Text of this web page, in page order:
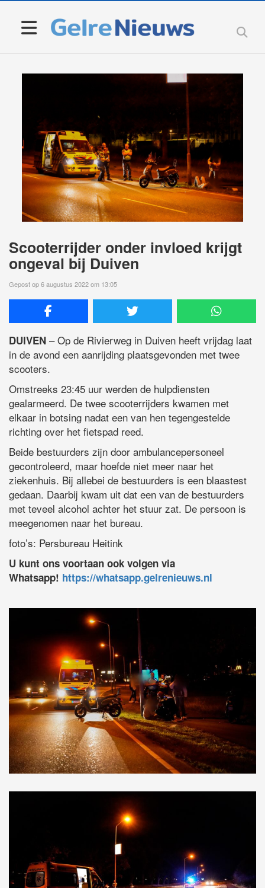
Scooterrijder onder invloed krijgt
ongeval bij Duiven
Gepost op 6 augustus 2022 om 13:05
DUIVEN – Op de Rivierweg in Duiven heeft vrijdag laat
in de avond een aanrijding plaatsgevonden met twee
scooters.
Omstreeks 23:45 uur werden de hulpdiensten
gealarmeerd. De twee scooterrijders kwamen met
elkaar in botsing nadat een van hen tegengestelde
richting over het fietspad reed.
Beide bestuurders zijn door ambulancepersoneel
gecontroleerd, maar hoefde niet meer naar het
ziekenhuis. Bij allebei de bestuurders is een blaastest
gedaan. Daarbij kwam uit dat een van de bestuurders
met teveel alcohol achter het stuur zat. De persoon is
meegenomen naar het bureau.
foto’s: Persbureau Heitink
U kunt ons voortaan ook volgen via
Whatsapp! https://whatsapp.gelrenieuws.nl